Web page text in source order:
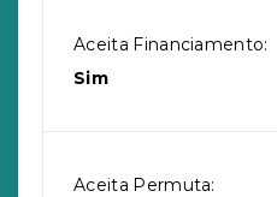
Aceita Financiamento:
Sim
Aceita Permuta: